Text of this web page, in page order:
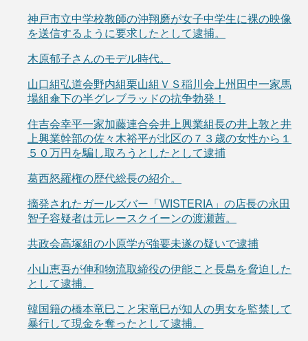
神戸市立中学校教師の沖翔磨が女子中学生に裸の映像
を送信するように要求したとして逮捕。
木原郁子さんのモデル時代。
山口組弘道会野内組栗山組ＶＳ稲川会上州田中一家馬
場組傘下の半グレブラッドの抗争勃発！
住吉会幸平一家加藤連合会井上興業組長の井上敦と井
上興業幹部の佐々木裕平が北区の７３歳の女性から１
５０万円を騙し取ろうとしたとして逮捕
葛西怒羅権の歴代総長の紹介。
摘発されたガールズバー「WISTERIA」の店長の永田
智子容疑者は元レースクイーンの渡瀬茜。
共政会高塚組の小原学が強要未遂の疑いで逮捕
小山恵吾が伸和物流取締役の伊能こと長島を脅迫した
として逮捕。
韓国籍の橋本竜巳こと宋竜巳が知人の男女を監禁して
暴行して現金を奪ったとして逮捕。